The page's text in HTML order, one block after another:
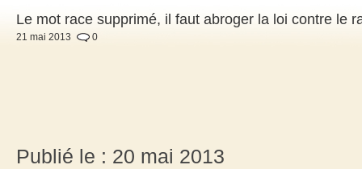
Le mot race supprimé, il faut abroger la loi contre le
21 mai 2013 0
Publié le : 20 mai 2013